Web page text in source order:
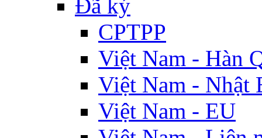
Đã ký
CPTPP
Việt Nam - Hàn
Việt Nam - Nhật
Việt Nam - EU